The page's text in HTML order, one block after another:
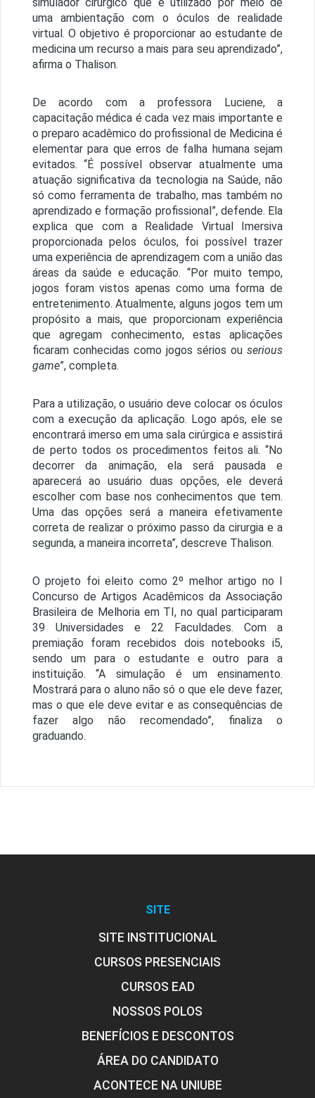
simulador cirúrgico que é utilizado por meio de
uma ambientação com o óculos de realidade
virtual. O objetivo é proporcionar ao estudante de
medicina um recurso a mais para seu aprendizado”,
afirma o Thalison.
De acordo com a professora Luciene, a
capacitação médica é cada vez mais importante e
o preparo acadêmico do profissional de Medicina é
elementar para que erros de falha humana sejam
evitados. “É possível observar atualmente uma
atuação significativa da tecnologia na Saúde, não
só como ferramenta de trabalho, mas também no
aprendizado e formação profissional”, defende. Ela
explica que com a Realidade Virtual Imersiva
proporcionada pelos óculos, foi possível trazer
uma experiência de aprendizagem com a união das
áreas da saúde e educação. “Por muito tempo,
jogos foram vistos apenas como uma forma de
entretenimento. Atualmente, alguns jogos tem um
propósito a mais, que proporcionam experiência
que agregam conhecimento, estas aplicações
ficaram conhecidas como jogos sérios ouserious
game”, completa.
Para a utilização, o usuário deve colocar os óculos
com a execução da aplicação. Logo após, ele se
encontrará imerso em uma sala cirúrgica e assistirá
de perto todos os procedimentos feitos ali. “No
decorrer da animação, ela será pausada e
aparecerá ao usuário duas opções, ele deverá
escolher com base nos conhecimentos que tem.
Uma das opções será a maneira efetivamente
correta de realizar o próximo passo da cirurgia e a
segunda, a maneira incorreta”, descreve Thalison.
O projeto foi eleito como 2º melhor artigo no I
Concurso de Artigos Acadêmicos da Associação
Brasileira de Melhoria em TI, no qual participaram
39 Universidades e 22 Faculdades. Com a
premiação foram recebidos dois notebooks i5,
sendo um para o estudante e outro para a
instituição. “A simulação é um ensinamento.
Mostrará para o aluno não só o que ele deve fazer,
mas o que ele deve evitar e as consequências de
fazer algo não recomendado”, finaliza o
graduando.
SITE
SITE INSTITUCIONAL
CURSOS PRESENCIAIS
CURSOS EAD
NOSSOS POLOS
BENEFÍCIOS E DESCONTOS
ÁREA DO CANDIDATO
ACONTECE NA UNIUBE